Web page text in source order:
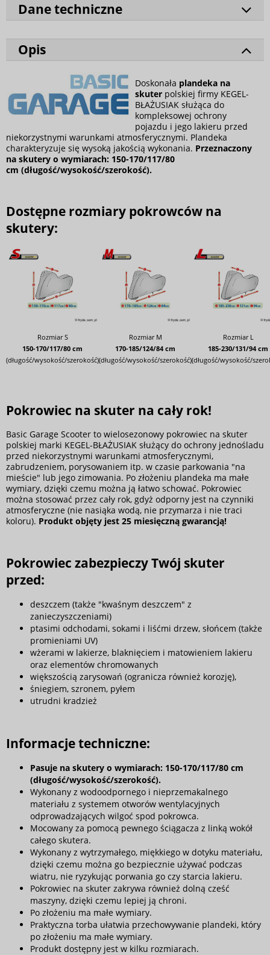
Dane techniczne
Opis
Doskonała plandeka na
skuter polskiej firmy KEGEL-
BŁAŻUSIAK służąca do
kompleksowej ochrony
pojazdu i jego lakieru przed
niekorzystnymi warunkami atmosferycznymi. Plandeka
charakteryzuje się wysoką jakością wykonania. Przeznaczony
na skutery o wymiarach: 150-170/117/80
cm (długość/wysokość/szerokość).
Dostępne rozmiary pokrowców na
skutery:
Rozmiar S
150-170/117/80 cm
(długość/wysokość/szerokość)
Rozmiar M
170-185/124/84 cm
(długość/wysokość/szerokość)
Rozmiar L
185-230/131/94 cm
(długość/wysokość/
Pokrowiec na skuter na cały rok!
Basic Garage Scooter to wielosezonowy pokrowiec na skuter
polskiej marki KEGEL-BŁAŻUSIAK służący do ochrony jednośladu
przed niekorzystnymi warunkami atmosferycznymi,
zabrudzeniem, porysowaniem itp. w czasie parkowania "na
mieście" lub jego zimowania. Po złożeniu plandeka ma małe
wymiary, dzięki czemu można ją łatwo schować. Pokrowiec
można stosować przez cały rok, gdyż odporny jest na czynniki
atmosferyczne (nie nasiąka wodą, nie przymarza i nie traci
koloru). Produkt objęty jest 25 miesięczną gwarancją!
Pokrowiec zabezpieczy Twój skuter
przed:
deszczem (także "kwaśnym deszczem" z
zanieczyszczeniami)
ptasimi odchodami, sokami i liśćmi drzew, słońcem (także
promieniami UV)
wżerami w lakierze, blaknięciem i matowieniem lakieru
oraz elementów chromowanych
większością zarysowań (ogranicza również korozję),
śniegiem, szronem, pyłem
utrudni kradzież
Informacje techniczne:
Pasuje na skutery o wymiarach: 150-170/117/80 cm
(długość/wysokość/szerokość).
Wykonany z wodoodpornego i nieprzemakalnego
materiału z systemem otworów wentylacyjnych
odprowadzających wilgoć spod pokrowca.
Mocowany za pomocą pewnego ściągacza z linką wokół
całego skutera.
Wykonany z wytrzymałego, miękkiego w dotyku materiału,
dzięki czemu można go bezpiecznie używać podczas
wiatru, nie ryzykując porwania go czy starcia lakieru.
Pokrowiec na skuter zakrywa również dolną cześć
maszyny, dzięki czemu lepiej ją chroni.
Po złożeniu ma małe wymiary.
Praktyczna torba ułatwia przechowywanie plandeki, który
po złożeniu ma małe wymiary.
Produkt dostępny jest w kilku rozmiarach.